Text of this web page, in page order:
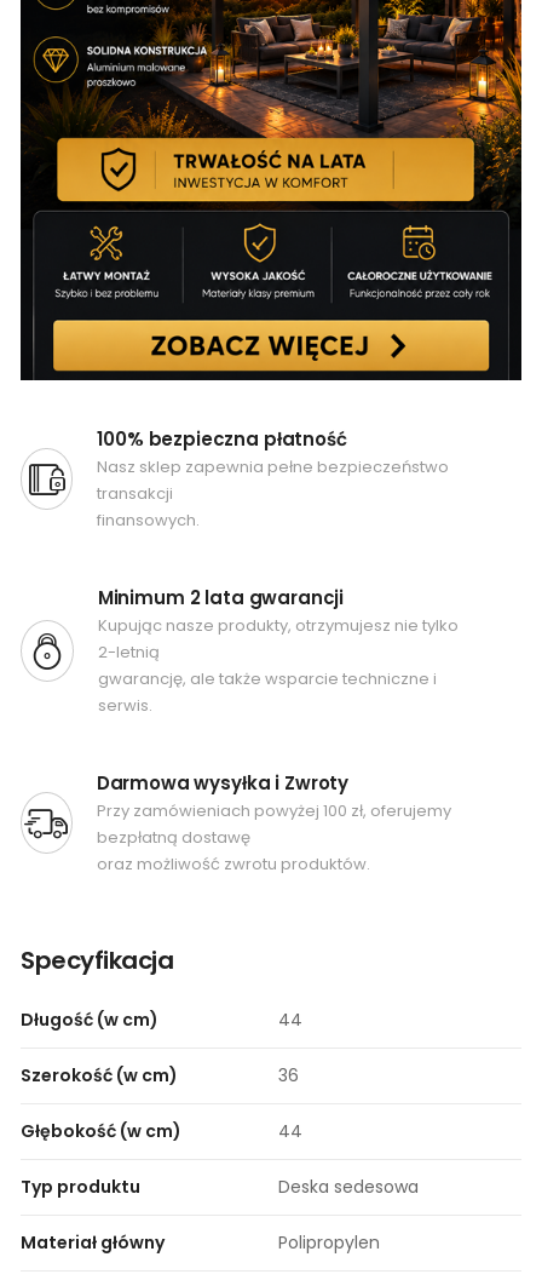
100% bezpieczna płatność
Nasz sklep zapewnia pełne bezpieczeństwo
transakcji
finansowych.
Minimum 2 lata gwarancji
Kupując nasze produkty, otrzymujesz nie tylko
2-letnią
gwarancję, ale także wsparcie techniczne i
serwis.
Darmowa wysyłka i Zwroty
Przy zamówieniach powyżej 100 zł, oferujemy
bezpłatną dostawę
oraz możliwość zwrotu produktów.
Specyfikacja
Długość (w cm) 44
Szerokość (w cm) 36
Głębokość (w cm) 44
Typ produktu Deska sedesowa
Materiał główny Polipropylen